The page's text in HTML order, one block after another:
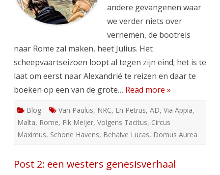
andere gevangenen waar
we verder niets over
vernemen, de bootreis
naar Rome zal maken, heet Julius. Het
scheepvaartseizoen loopt al tegen zijn eind; het is te
laat om eerst naar Alexandrië te reizen en daar te
boeken op een van de grote… Read more »
Blog Van Paulus, NRC, En Petrus, AD, Via Appia,
Malta, Rome, Fik Meijer, Volgens Tacitus, Circus
Maximus, Schone Havens, Behalve Lucas, Domus Aurea
Post 2: een westers genesisverhaal